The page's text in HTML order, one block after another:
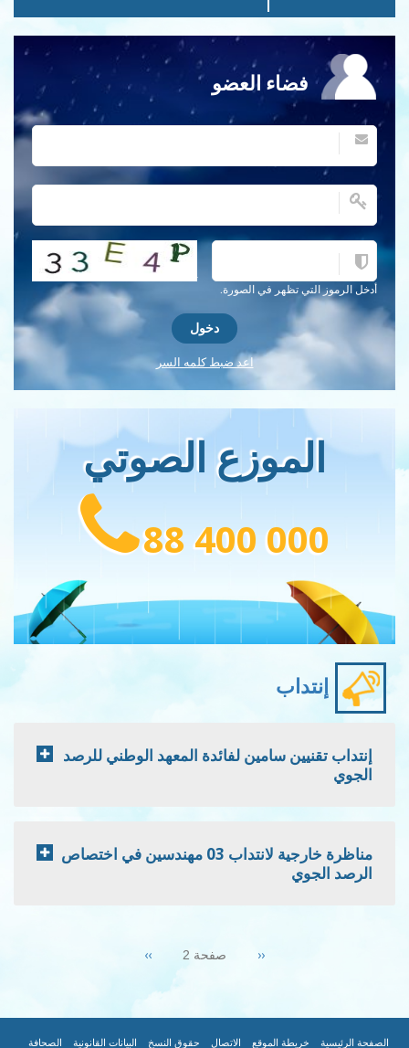
فضاء العضو
أدخل الرموز التي تظهر في الصورة.
احصل على كلمة التحقق جديدة!
اعد ضبط كلمه السر
الموزع الصوتي
88 400 000
إنتداب
إنتداب تقنيين سامين لفائدة المعهد الوطني للرصد
الجوي
مناظرة خارجية لانتداب 03 مهندسين في اختصاص
الرصد الجوي
Previous
‹‹ صفحة 2 Next
››
الصفحة الرئيسية خريطة الموقع الاتصال حقوق النسخ البيانات القانونية الصحافة